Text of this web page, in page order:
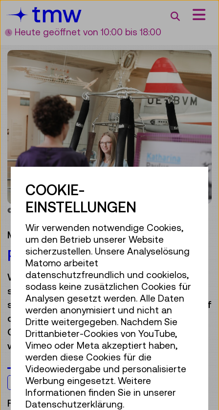
Zum Inhalt
Zum Hauptmenü
Zur Suche
Zur Zielgruppennavigation
Suche
Heute geöffnet von 10:00 bis 18:00
© Technisches Museum Wien/Christine Tschavoll
Mensch & Gesellschaft
PATENTE FRAUEN
Wissenschaft und Forschung waren immer
schon auch Frauensache. In dieser Führung
stehen eben jene Frauen im Rampenlicht, auf
die, trotz herausragender Leistungen, in der
Geschichtsschreibung gerne vergessen
wurde.
Jugendliche & Erwachsene
Führung
COOKIE-
EINSTELLUNGEN
Wir verwenden notwendige Cookies,
um den Betrieb unserer Website
sicherzustellen. Unsere Analyselösung
Matomo arbeitet
datenschutzfreundlich und cookielos,
sodass keine zusätzlichen Cookies für
Analysen gesetzt werden. Alle Daten
werden anonymisiert und nicht an
Dritte weitergegeben. Nachdem Sie
Drittanbieter-Cookies von YouTube,
Vimeo oder Meta akzeptiert haben,
werden diese Cookies für die
Videowiedergabe und personalisierte
Werbung eingesetzt. Weitere
Informationen finden Sie in unserer
Datenschutzerklärung.